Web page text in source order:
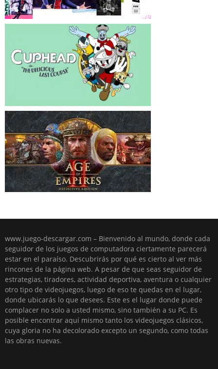
www.juego-descargar.com – Bienvenido al mundo, donde cada
seguidor de los juegos de computadora ciertamente parecerá
estar en el paraíso. Descubrirás por qué es cierto al ver más
rincones de la página web. A pesar de que seas seguidor de
estrategias, tiradores, actividad deportiva, aventura o cualquier
otro tipo de videojuegos, luego de eso te quedas en el lugar,
donde ubicarás lo que desees. Este es el lugar donde puede
complacer no solo a usted mismo, sino también a su PC. Es
posible encontrar aquí mismo tanto los videojuegos clásicos,
cuya gloria no ha decolorado excepto un segundo, como todas
las obras nuevas.